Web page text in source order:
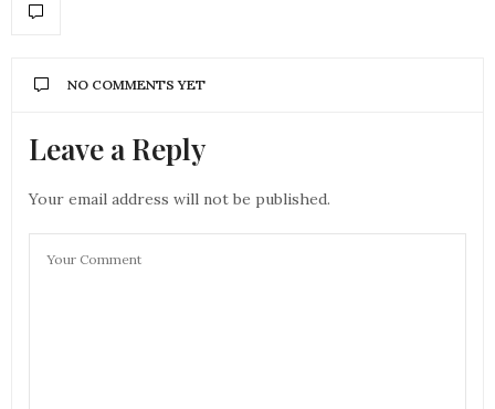
NO COMMENTS YET
Leave a Reply
Your email address will not be published.